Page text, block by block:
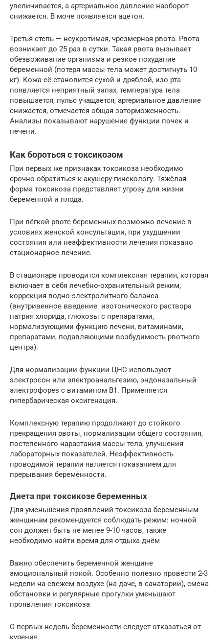
увеличивается, а артериальное давление наоборот
снижается. В моче появляется ацетон.
Третья степь — неукротимая, чрезмерная рвота. Рвота
возникает до 25 раз в сутки. Такая рвота вызывает
обезвоживание организма и резкое похудание
беременной (потеря массы тела может достигнуть 10
кг). Кожа её становится сухой и дряблой, изо рта
появляется неприятный запах, температура тела
повышается, пульс учащается, артериальное давление
снижается, отмечается общая заторможенность.
Анализы показывают нарушение функции почек и
печени.
Как бороться с токсикозом
При первых же признаках токсикоза необходимо
срочно обратиться к акушеру-гинекологу. Тяжёлая
форма токсикоза представляет угрозу для жизни
беременной и плода.
При лёгкой рвоте беременных возможно лечение в
условиях женской консультации, при ухудшении
состояния или неэффективности лечения показано
стационарное лечение.
В стационаре проводится комплексная терапия, которая
включает в себя лечебно-охранительный режим,
коррекция водно-электролитного баланса
(внутривенное введение изотонического раствора
натрия хлорида, глюкозы с препаратами,
нормализующими функцию печени, витаминами,
препаратами, подавляющими возбудимость рвотного
центра).
Для нормализации функции ЦНС используют
электросон или электроанальгезию, эндоназальный
электрофорез с витамином В1. Применяется
гипербарическая оксигенация.
Комплексную терапию продолжают до стойкого
прекращения рвоты, нормализации общего состояния,
постепенного нарастания массы тела, улучшения
лабораторных показателей. Неэффективность
проводимой терапии является показанием для
прерывания беременности.
Диета при токсикозе беременных
Для уменьшения проявлений токсикоза беременным
женщинам рекомендуется соблюдать режим: ночной
сон должен быть не менее 9-10 часов, также
необходимо найти время для отдыха днём
Важно обеспечить беременной женщине
эмоциональный покой. Особенно полезно провести 2-3
недели на свежем воздухе (на даче, в санатории), смена
обстановки и регулярные прогулки уменьшают
проявления токсикоза
С первых недель беременности следует отказаться от
курения.